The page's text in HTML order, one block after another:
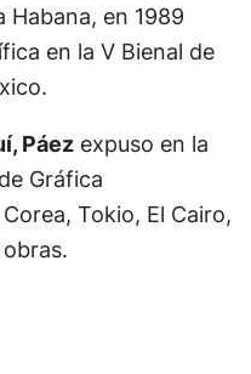
Habana, en 1989
en la V Bienal de
Páezexpuso en la
Gráfica
Tokio, El Cairo,